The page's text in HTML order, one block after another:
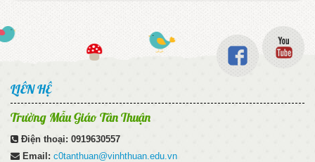
LIÊN HỆ
Trường Mẫu Giáo Tân Thuận
Điện thoại: 0919630557
Email: c0tanthuan@vinhthuan.edu.vn